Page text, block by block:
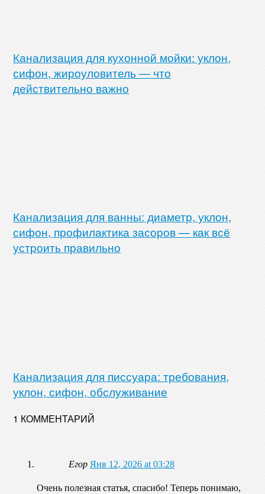
Канализация для кухонной мойки: уклон,
сифон, жироуловитель — что
действительно важно
Канализация для ванны: диаметр, уклон,
сифон, профилактика засоров — как всё
устроить правильно
Канализация для писсуара: требования,
уклон, сифон, обслуживание
1 КОММЕНТАРИЙ
Егор Янв 12, 2026 at 03:28
Очень полезная статья, спасибо! Теперь понимаю,